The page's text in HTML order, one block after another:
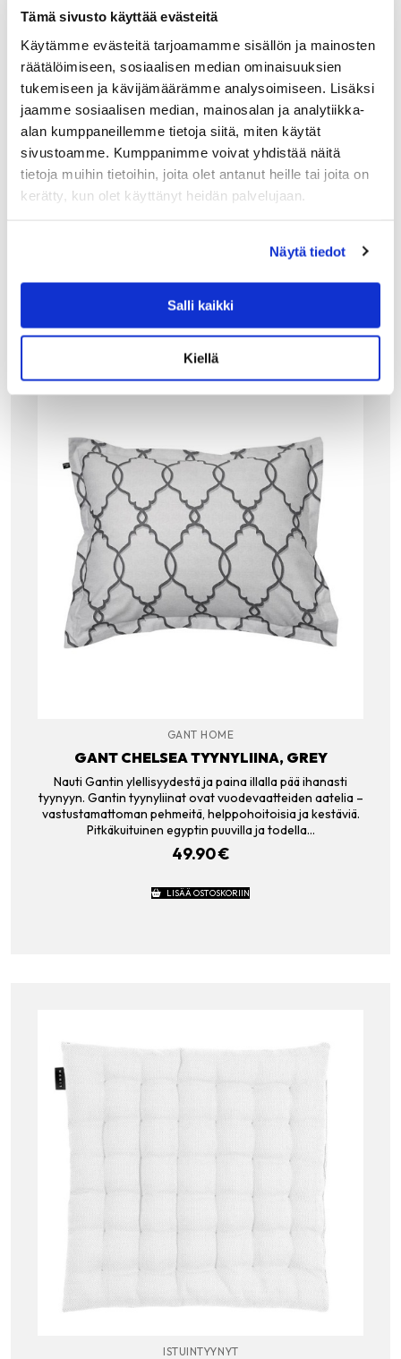
Tämä sivusto käyttää evästeitä
Käytämme evästeitä tarjoamamme sisällön ja mainosten
räätälöimiseen, sosiaalisen median ominaisuuksien
tukemiseen ja kävijämäärämme analysoimiseen. Lisäksi
jaamme sosiaalisen median, mainosalan ja analytiikka-
alan kumppaneillemme tietoja siitä, miten käytät
sivustoamme. Kumppanimme voivat yhdistää näitä
tietoja muihin tietoihin, joita olet antanut heille tai joita on
kerätty, kun olet käyttänyt heidän palvelujaan.
Näytä tiedot
Salli kaikki
Kiellä
GANT HOME
GANT BURTON KNIT TYYNYNPÄÄLLINEN, SE
AWOOD BEIGE
Gantin Burton Knit- tyynynpäällinen on kaksipuoleinen,
sillä tyynyn kääntöpuolella on käänteiset värit. Graafinen
kuvioneule on laadukasta puuvillaa ja tyynynpäällinen
pysyy hyvin muodossaan. Sivusaumassa on
GANT HOME
GANT CHELSEA TYYNYLIINA, GREY
Nauti Gantin ylellisyydestä ja paina illalla pää ihanasti
tyynyyn. Gantin tyynyliinat ovat vuodevaatteiden aatelia –
vastustamattoman pehmeitä, helppohoitoisia ja kestäviä.
Pitkäkuituinen egyptin puuvilla ja todella…
49.90€
LISÄÄ OSTOSKORIIN
ISTUINTYYNYT